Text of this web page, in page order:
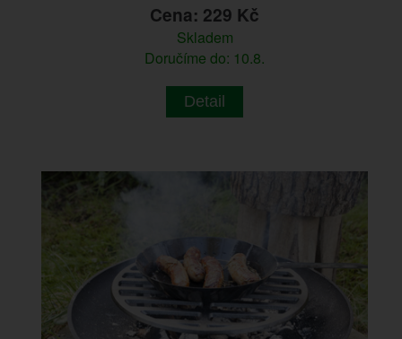
Cena: 229 Kč
Skladem
Doručíme do: 10.8.
Detail